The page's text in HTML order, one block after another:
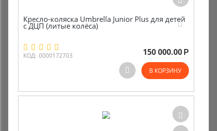
Кресло-коляска Umbrella Junior Plus для детей
с ДЦП (литые колёса)
КОД: 0000172703 150 000.00 Р
В КОРЗИНУ